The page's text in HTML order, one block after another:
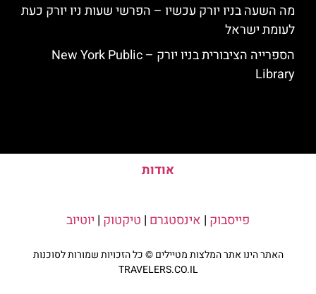
מה השעה בניו יורק עכשיו – הפרשי שעות ניו יורק כעת
לעומת ישראל
הספרייה הציבורית בניו יורק – New York Public
Library
אודות
פייסבוק | אינסטגרם | טיקטוק | יוטיוב
האתר הינו אתר המלצות מטיילים © כל הזכויות שמורות לסוכנות
TRAVELERS.CO.IL